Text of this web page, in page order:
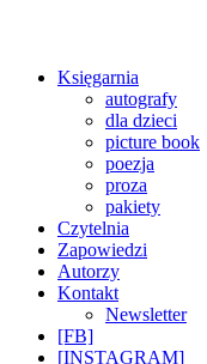
Księgarnia
autografy
dla dzieci
picture book
poezja
proza
pakiety
Czytelnia
Zapowiedzi
Autorzy
Kontakt
Newsletter
[FB]
[INSTAGRAM]